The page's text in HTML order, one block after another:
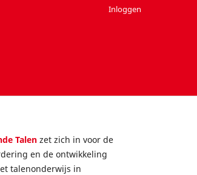
Inloggen
Talen zet zich in voor de
en de ontwikkeling
talenonderwijs in